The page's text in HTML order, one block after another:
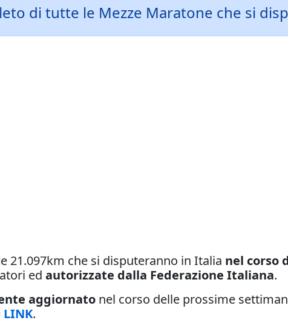
di tutte le Mezze Maratone che si
21.097km che si disputeranno in Italia nel corso
ed autorizzate dalla Federazione Italiana.
aggiornato nel corso delle prossime
LINK.